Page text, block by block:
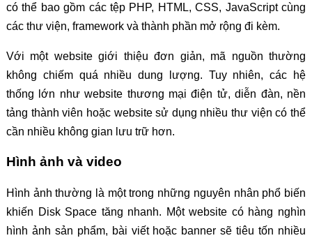
có thể bao gồm các tệp PHP, HTML, CSS, JavaScript cùng
các thư viện, framework và thành phần mở rộng đi kèm.
Với một website giới thiệu đơn giản, mã nguồn thường
không chiếm quá nhiều dung lượng. Tuy nhiên, các hệ
thống lớn như website thương mại điện tử, diễn đàn, nền
tảng thành viên hoặc website sử dụng nhiều thư viện có thể
cần nhiều không gian lưu trữ hơn.
Hình ảnh và video
Hình ảnh thường là một trong những nguyên nhân phổ biến
khiến Disk Space tăng nhanh. Một website có hàng nghìn
hình ảnh sản phẩm, bài viết hoặc banner sẽ tiêu tốn nhiều